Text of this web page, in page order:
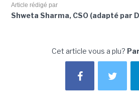
Article rédigé par
Shweta Sharma, CSO (adapté par
Cet article vous a plu?